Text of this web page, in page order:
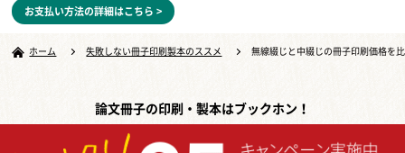
お支払い方法の詳細はこちら >
ホーム 失敗しない冊子印刷製本のススメ 無線綴じと中綴じの冊子印刷価格を
論文冊子の印刷・製本はブックホン！